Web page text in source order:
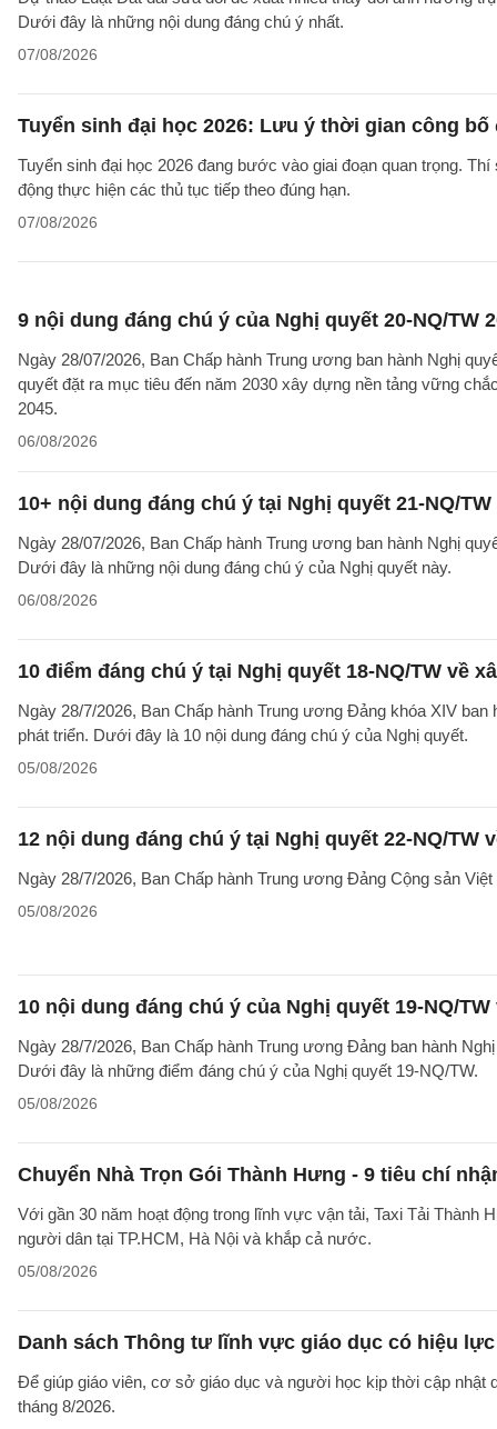
Dưới đây là những nội dung đáng chú ý nhất.
07/08/2026
Tuyển sinh đại học 2026: Lưu ý thời gian công
Tuyển sinh đại học 2026 đang bước vào giai đoạn quan trọng.
động thực hiện các thủ tục tiếp theo đúng hạn.
07/08/2026
9 nội dung đáng chú ý của Nghị quyết 20-NQ/TW
Ngày 28/07/2026, Ban Chấp hành Trung ương ban hành Nghị
quyết đặt ra mục tiêu đến năm 2030 xây dựng nền tảng vững
2045.
06/08/2026
10+ nội dung đáng chú ý tại Nghị quyết 21-NQ/TW
Ngày 28/07/2026, Ban Chấp hành Trung ương ban hành Nghị
Dưới đây là những nội dung đáng chú ý của Nghị quyết này.
06/08/2026
10 điểm đáng chú ý tại Nghị quyết 18-NQ/TW về
Ngày 28/7/2026, Ban Chấp hành Trung ương Đảng khóa XIV
phát triển. Dưới đây là 10 nội dung đáng chú ý của Nghị quyết.
05/08/2026
12 nội dung đáng chú ý tại Nghị quyết 22-NQ/TW
Ngày 28/7/2026, Ban Chấp hành Trung ương Đảng Cộng sản
05/08/2026
10 nội dung đáng chú ý của Nghị quyết 19-NQ/
Ngày 28/7/2026, Ban Chấp hành Trung ương Đảng ban hành
Dưới đây là những điểm đáng chú ý của Nghị quyết 19-NQ/TW.
05/08/2026
Chuyển Nhà Trọn Gói Thành Hưng - 9 tiêu chí
Với gần 30 năm hoạt động trong lĩnh vực vận tải, Taxi Tải Thành
người dân tại TP.HCM, Hà Nội và khắp cả nước.
05/08/2026
Danh sách Thông tư lĩnh vực giáo dục có hiệu
Để giúp giáo viên, cơ sở giáo dục và người học kịp thời cập
tháng 8/2026.